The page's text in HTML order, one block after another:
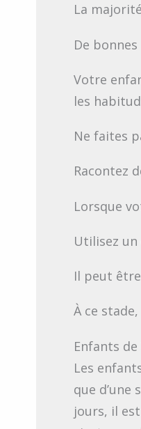
La
De
Votre
les
Ne faites
Racontez
Lorsque
Utilisez un
Il peut
À ce
Enfants de
Les
que d’une
jours, il